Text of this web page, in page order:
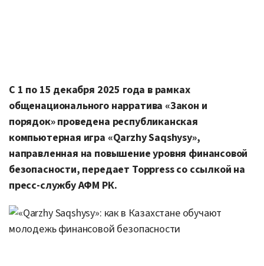
С 1 по 15 декабря 2025 года в рамках
общенационального нарратива «Закон и
порядок» проведена республиканская
компьютерная игра «Qarzhy Saqshysy»,
направленная на повышение уровня финансовой
безопасности, передает Toppress со ссылкой на
пресс-службу АФМ РК.